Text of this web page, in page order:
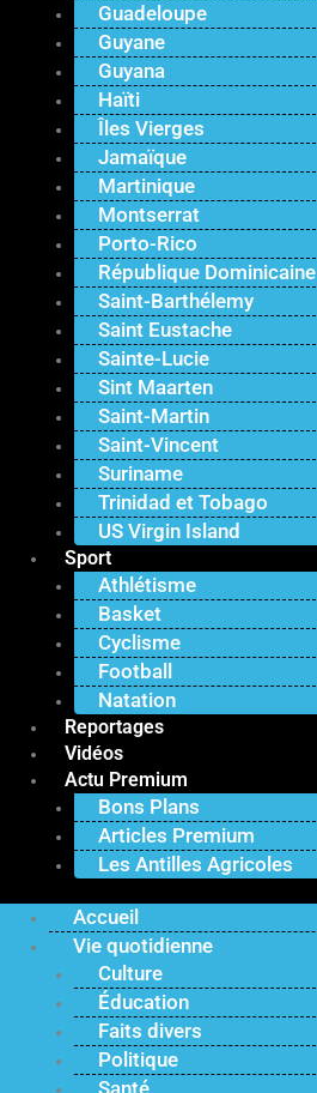
Guadeloupe
Guyane
Guyana
Haïti
Îles Vierges
Jamaïque
Martinique
Montserrat
Porto-Rico
République Dominicaine
Saint-Barthélemy
Saint Eustache
Sainte-Lucie
Sint Maarten
Saint-Martin
Saint-Vincent
Suriname
Trinidad et Tobago
US Virgin Island
Sport
Athlétisme
Basket
Cyclisme
Football
Natation
Reportages
Vidéos
Actu Premium
Bons Plans
Articles Premium
Les Antilles Agricoles
Accueil
Vie quotidienne
Culture
Éducation
Faits divers
Politique
Santé